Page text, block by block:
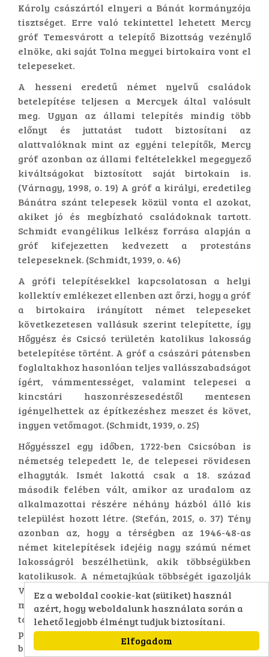
Károly császártól elnyeri a Bánát kormányzója
tisztséget. Erre való tekintettel lehetett Mercy
gróf Temesvárott a telepítő Bizottság vezénylő
elnöke, aki saját Tolna megyei birtokaira vont el
telepeseket.
A hesseni eredetű német nyelvű családok
betelepítése teljesen a Mercyek által valósult
meg. Ugyan az állami telepítés mindig több
előnyt és juttatást tudott biztosítani az
alattvalóknak mint az egyéni telepítők, Mercy
gróf azonban az állami feltételekkel megegyező
kiváltságokat biztosított saját birtokain is.
(Várnagy, 1998, o. 19) A gróf a királyi, eredetileg
Bánátra szánt telepesek közül vonta el azokat,
akiket jó és megbízható családoknak tartott.
Schmidt evangélikus lelkész forrása alapján a
gróf kifejezetten kedvezett a protestáns
telepeseknek. (Schmidt, 1939, o. 46)
A grófi telepítésekkel kapcsolatosan a helyi
kollektív emlékezet ellenben azt őrzi, hogy a gróf
a birtokaira irányított német telepeseket
következetesen vallásuk szerint telepítette, így
Hőgyész és Csicsó területén katolikus lakosság
betelepítése történt. A gróf a császári pátensben
foglaltakhoz hasonlóan teljes vallásszabadságot
ígért, vámmentességet, valamint telepesei a
kincstári haszonrészesedéstől mentesen
igényelhettek az építkezéshez meszet és követ,
ingyen vetőmagot. (Schmidt, 1939, o. 25)
Hőgyésszel egy időben, 1722-ben Csicsóban is
németség telepedett le, de telepesei rövidesen
elhagyták. Ismét lakottá csak a 18. század
második felében vált, amikor az uradalom az
alkalmazottai részére néhány házból álló kis
települést hozott létre. (Stefán, 2015, o. 37) Tény
azonban az, hogy a térségben az 1946-48-as
német kitelepítések idejéig nagy számú német
lakosságról beszélhetünk, akik többségükben
katolikusok. A németajkúak többségét igazolják
Várnagy prépost helytörténeti kutatásai,
melyben az oktatásszervezés és az iskolai
tanítás során még az 19. század végén is
problémákat vetett fel a magyar nyelvű oktatás
bevezetése, mert gyakran a németajkú szülők is
Ez a weboldal cookie-kat (sütiket) használ
azért, hogy weboldalunk használata során a
lehető legjobb élményt tudjuk biztosítani.
Elfogadom